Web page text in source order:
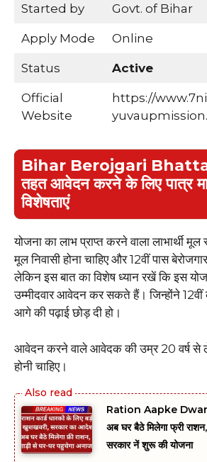
Started by Govt. of Bihar
Apply Mode Online
Status Active
Official
Website
https://
Bihar Berojgari
तहत आवेदन करने के लिए पात्र
विशेषताएं
योजना का लाभ प्राप्त करने वाला लाभार्थी मूल
मूल निवासी होना चाहिए और 12वीं पास
लेकिन इस बात का विशेष ध्यान रखें कि इस
उम्मीदवार आवेदन कर सकते हैं। जिन्होंने 12वीं
आगे की पढ़ाई छोड़ दी हो।
आवेदन करने वाले आवेदक की उम्र 20 वर्ष से
होनी चाहिए।
Ration Aapke Dwar
अब घर बैठे मिलेगा फ्री
सरकार नें शुरू की योजना